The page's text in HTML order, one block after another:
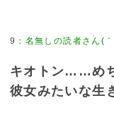
9 ： 名無しの読者さん(
キオトン……め
彼女みたいな生